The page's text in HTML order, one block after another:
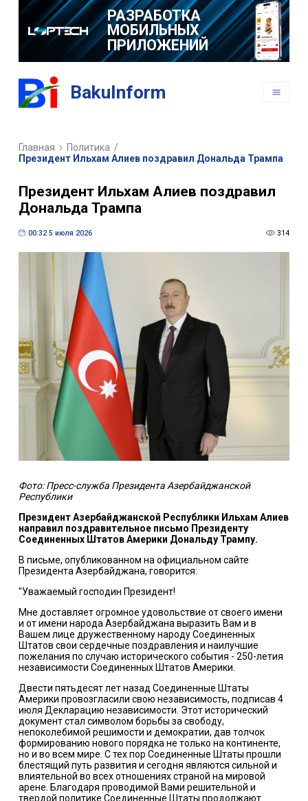
РАЗРАБОТКА
МОБИЛЬНЫХ
ПРИЛОЖЕНИЙ
BakuInform
Главная Политика /
Президент Ильхам Алиев поздравил Дональда Трампа
Президент Ильхам Алиев поздравил
Дональда Трампа
00:32 5 июля 2026 314
Фото: Пресс-служба Президента Азербайджанской
Республики
Президент Азербайджанской Республики Ильхам Алиев
направил поздравительное письмо Президенту
Соединенных Штатов Америки Дональду Трампу.
В письме, опубликованном на официальном сайте
Президента Азербайджана, говорится:
"Уважаемый господин Президент!
Мне доставляет огромное удовольствие от своего имени
и от имени народа Азербайджана выразить Вам и в
Вашем лице дружественному народу Соединенных
Штатов свои сердечные поздравления и наилучшие
пожелания по случаю исторического события - 250-летия
независимости Соединенных Штатов Америки.
Двести пятьдесят лет назад Соединенные Штаты
Америки провозгласили свою независимость, подписав 4
июля Декларацию независимости. Этот исторический
документ стал символом борьбы за свободу,
непоколебимой решимости и демократии, дав толчок
формированию нового порядка не только на континенте,
но и во всем мире. С тех пор Соединенные Штаты прошли
блестящий путь развития и сегодня являются сильной и
влиятельной во всех отношениях страной на мировой
арене. Благодаря проводимой Вами решительной и
твердой политике Соединенные Штаты продолжают